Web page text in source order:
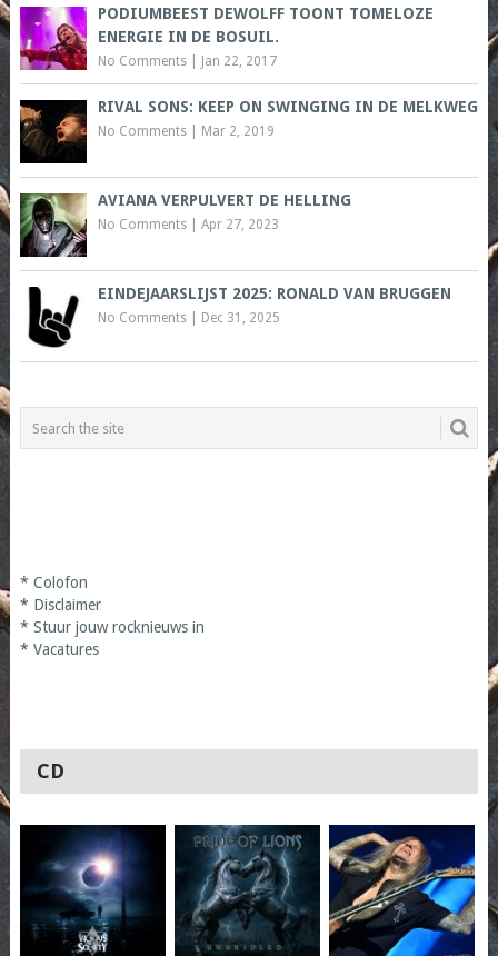
PODIUMBEEST DEWOLFF TOONT TOMELOZE
ENERGIE IN DE BOSUIL.
No Comments| Jan 22, 2017
RIVAL SONS: KEEP ON SWINGING IN DE MELKWEG
No Comments| Mar 2, 2019
AVIANA VERPULVERT DE HELLING
No Comments| Apr 27, 2023
EINDEJAARSLIJST 2025: RONALD VAN BRUGGEN
No Comments| Dec 31, 2025
* Colofon
* Disclaimer
* Stuur jouw rocknieuws in
* Vacatures
CD